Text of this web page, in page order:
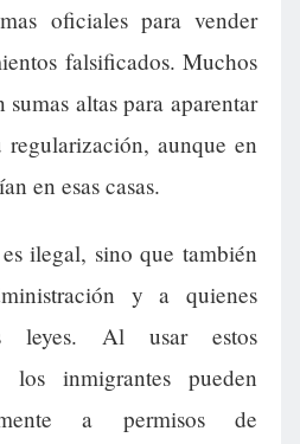
oficiales para vender
falsificados. Muchos
altas para aparentar
aunque en
en esas casas.
ilegal, sino que también
y a quienes
leyes. Al usar estos
los inmigrantes pueden
a permisos de